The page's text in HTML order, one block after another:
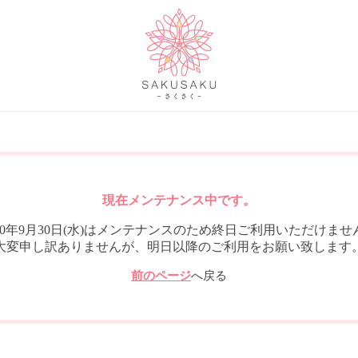
現在メンテナンス中です。
年9月30日(水)はメンテナンスのため終日ご利用いただけませ
変申し訳ありませんが、明日以降のご利用をお願い致します
前のページへ戻る